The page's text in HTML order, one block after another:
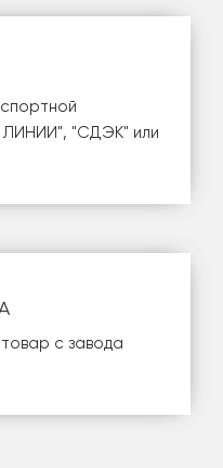
, "СДЭК" или
с завода